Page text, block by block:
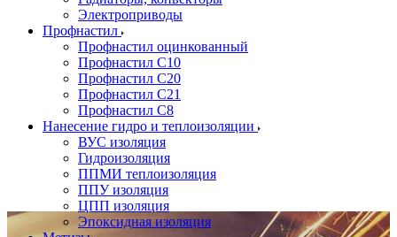
Электроприводы
Профнастил
Профнастил оцинкованный
Профнастил С10
Профнастил С20
Профнастил С21
Профнастил С8
Нанесение гидро и теплоизоляции
ВУС изоляция
Гидроизоляция
ППМИ теплоизоляция
ППУ изоляция
ЦПП изоляция
Эпоксидная изоляция